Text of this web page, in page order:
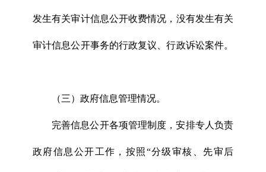
发生有关审计信息公开收费情况，没有发生有关
审计信息公开事务的行政复议、行政诉讼案件。
（三）政府信息管理情况。
完善信息公开各项管理制度，安排专人负责
政府信息公开工作，按照“分级审核、先审后